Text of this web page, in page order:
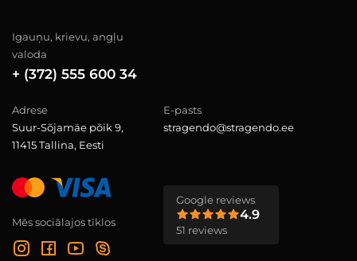
Igauņu, krievu, angļu
valoda
+ (372) 555 600 34
Adrese
Suur-Sõjamäe põik 9,
11415 Tallina, Eesti
E-pasts
stragendo@stragendo.ee
Mēs sociālajos tīklos
Google reviews
4.9
51 reviews